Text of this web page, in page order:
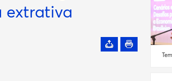
extrativa